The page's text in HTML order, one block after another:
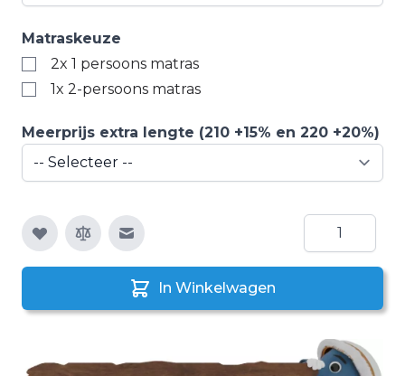
Matraskeuze
2x 1 persoons matras
1x 2-persoons matras
Meerprijs extra lengte (210 +15% en 220 +20%)
E-mail naar een vriend
Aantal
In Winkelwagen